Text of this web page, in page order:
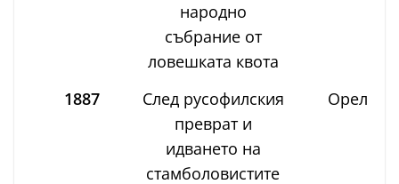
народно
събрание от
ловешката квота
1887
След русофилския
преврат и
идването на
стамболовистите
Орел